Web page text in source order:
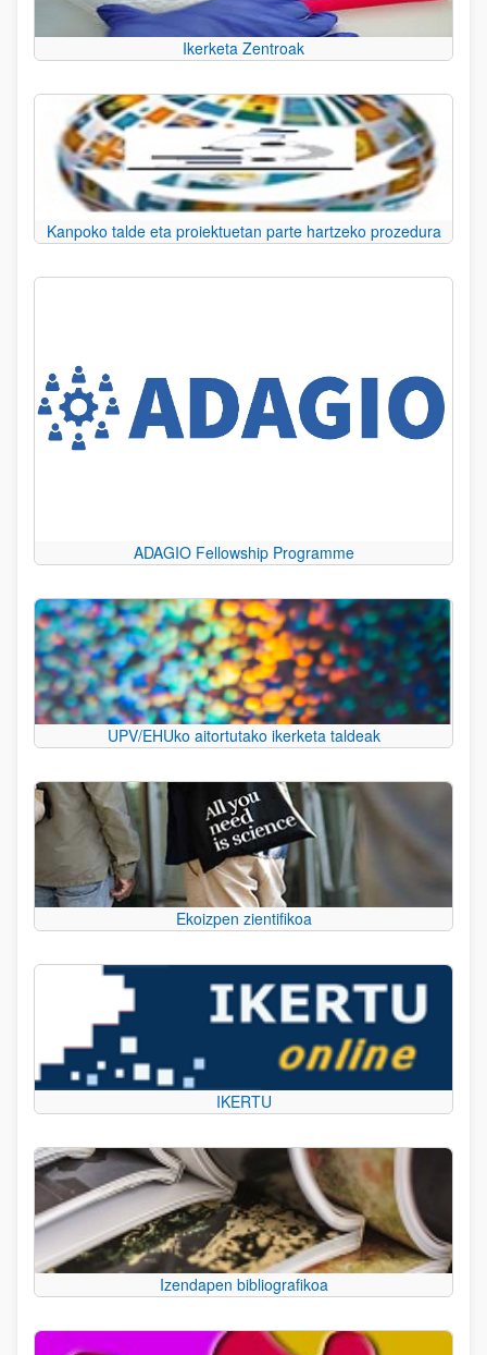
Ikerketa Zentroak
Kanpoko talde eta proiektuetan parte hartzeko prozedura
ADAGIO Fellowship Programme
UPV/EHUko aitortutako ikerketa taldeak
Ekoizpen zientifikoa
IKERTU
Izendapen bibliografikoa